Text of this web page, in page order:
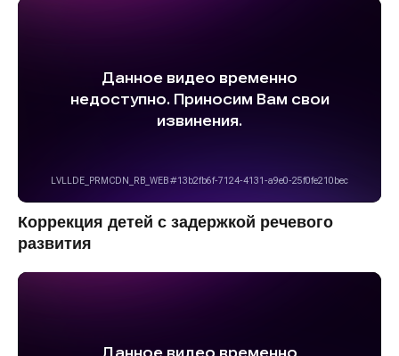
Коррекция детей с задержкой речевого
развития